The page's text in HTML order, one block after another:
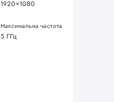
1920×1080
Максимальна частота
5 ГГц